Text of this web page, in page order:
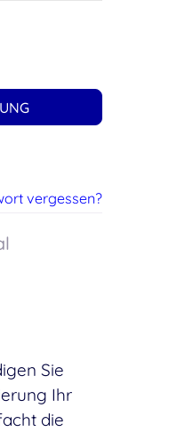
vergessen?
Sie
Ihr
die